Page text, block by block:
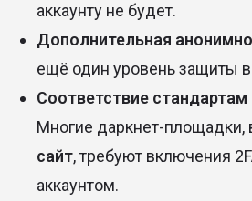
аккаунту не будет.
Дополнительная
ещё один уровень защиты
Соответствие стандартам
Многие даркнет-площадки,
сайт, требуют включения
аккаунтом.